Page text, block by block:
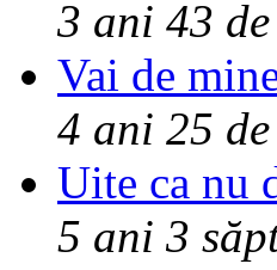
3 ani 43
Vai de
4 ani 25
Uite ca nu
5 ani 3